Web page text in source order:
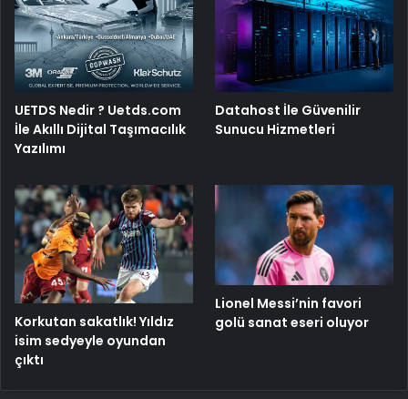
UETDS Nedir ? Uetds.com
İle Akıllı Dijital Taşımacılık
Yazılımı
Datahost İle Güvenilir
Sunucu Hizmetleri
Korkutan sakatlık! Yıldız
isim sedyeyle oyundan
çıktı
Lionel Messi’nin favori
golü sanat eseri oluyor